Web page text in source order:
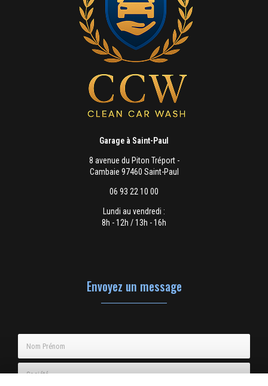
Garage à Saint-Paul
8 avenue du Piton Tréport -
Cambaie 97460 Saint-Paul
06 93 22 10 00
Lundi au vendredi :
8h - 12h / 13h - 16h
Envoyez un message